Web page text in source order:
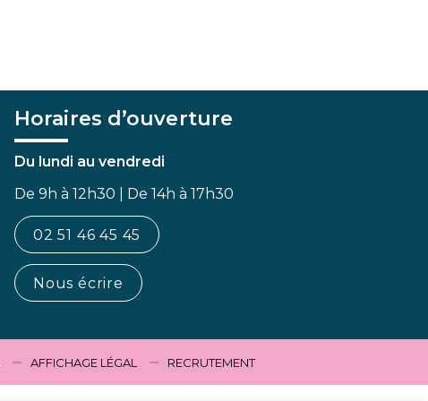
Horaires d’ouverture
Du lundi au vendredi
De 9h à 12h30 | De 14h à 17h30
02 51 46 45 45
Nous écrire
AFFICHAGE LÉGAL RECRUTEMENT